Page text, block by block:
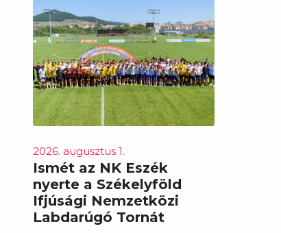
2026. augusztus 1.
Ismét az NK Eszék
nyerte a Székelyföld
Ifjúsági Nemzetközi
Labdarúgó Tornát